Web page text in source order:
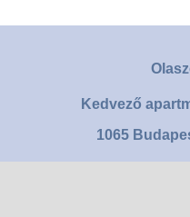
Kedvező
1065